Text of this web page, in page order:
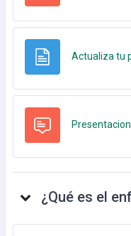
Actualiza tu
¿Qué es el